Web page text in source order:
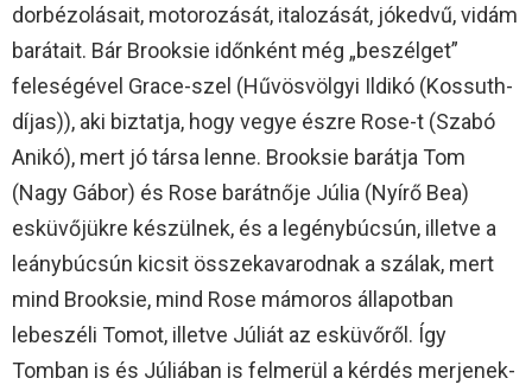
dorbézolásait, motorozását, italozását, jókedvű, vidám
barátait. Bár Brooksie időnként még „beszélget”
feleségével Grace-szel (Hűvösvölgyi Ildikó (Kossuth-
díjas)), aki biztatja, hogy vegye észre Rose-t (Szabó
Anikó), mert jó társa lenne. Brooksie barátja Tom
(Nagy Gábor) és Rose barátnője Júlia (Nyírő Bea)
esküvőjükre készülnek, és a legénybúcsún, illetve a
leánybúcsún kicsit összekavarodnak a szálak, mert
mind Brooksie, mind Rose mámoros állapotban
lebeszéli Tomot, illetve Júliát az esküvőről. Így
Tomban is és Júliában is felmerül a kérdés merjenek-